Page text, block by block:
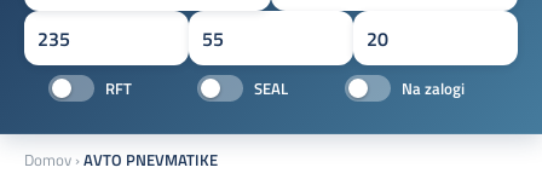
RFT SEAL Na zalogi
Domov ›AVTO PNEVMATIKE